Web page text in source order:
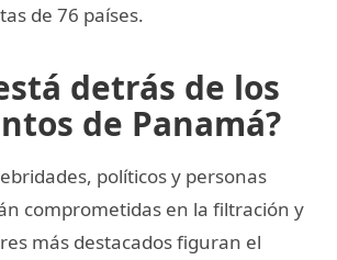
de 76 países.
detrás de los
de Panamá?
políticos y personas
comprometidas en la filtración y
más destacados figuran el